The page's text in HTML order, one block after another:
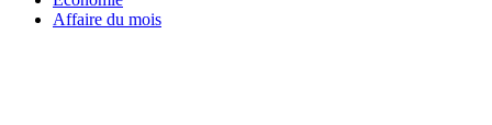
Affaire du mois